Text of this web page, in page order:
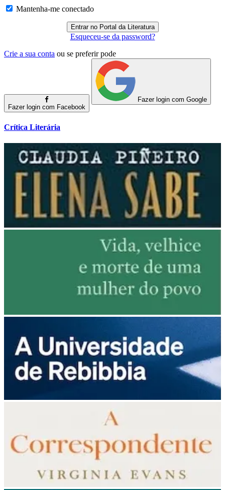
Mantenha-me conectado
Esqueceu-se da password?
Crie a sua conta ou se preferir pode
Fazer login com Facebook
Fazer login com Google
Crítica Literária